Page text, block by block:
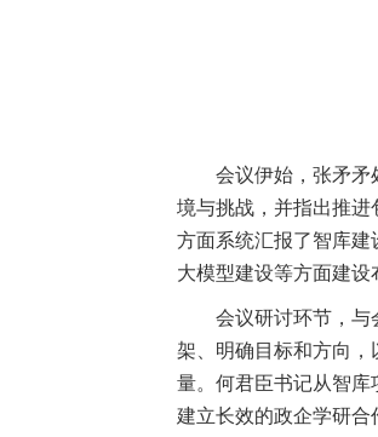
会议伊始，张矛矛
境与挑战，并指出推
方面系统汇报了智库
大模型建设等方面建设
会议研讨环节，与
架、明确目标和方向
量。何君臣书记从智
建立长效的政企学研